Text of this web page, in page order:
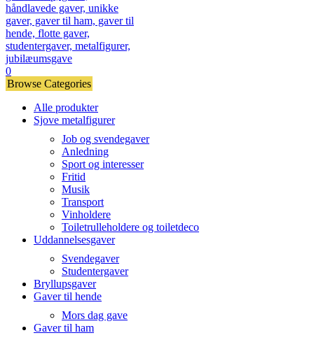
0
Browse Categories
Alle produkter
Sjove metalfigurer
Job og svendegaver
Anledning
Sport og interesser
Fritid
Musik
Transport
Vinholdere
Toiletrulleholdere og toiletdeco
Uddannelsesgaver
Svendegaver
Studentergaver
Bryllupsgaver
Gaver til hende
Mors dag gave
Gaver til ham